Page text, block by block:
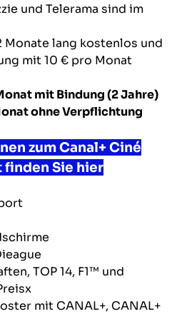
und Telerama sind im
Monate lang kostenlos und
mit 10 € pro Monat
mit Bindung (2 Jahre)
ohne Verpflichtung
zum Canal+ Ciné
Sie hier
TOP 14, F1™ und
mit CANAL+, CANAL+